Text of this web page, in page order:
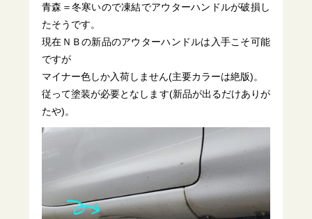
青森＝冬寒いので凍結でアウターハンドルが破損し
たそうです。
現在ＮＢの新品のアウターハンドルは入手こそ可能
ですが
マイナー色しか入荷しません(主要カラーは絶版)。
従って塗装が必要となします(新品が出るだけありが
たや)。